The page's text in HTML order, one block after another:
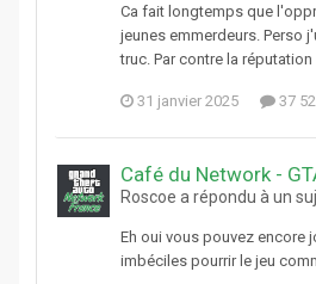
Ca fait longtemps que
jeunes emmerdeurs. Perso
truc. Par contre la
31 janvier 2025 37
Café du Network -
Roscoe a répondu à un
Eh oui vous pouvez encore
imbéciles pourrir le jeu